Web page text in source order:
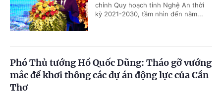
chỉnh Quy hoạch tỉnh Nghệ An thời
kỳ 2021-2030, tầm nhìn đến năm...
Phó Thủ tướng Hồ Quốc Dũng: Tháo gỡ vướng
mắc để khơi thông các dự án động lực của Cần
Thơ